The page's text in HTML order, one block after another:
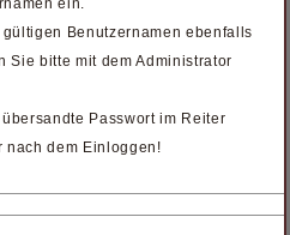
ein.
Benutzernamen ebenfalls
Sie bitte mit dem Administrator
Passwort im Reiter
nach dem Einloggen!